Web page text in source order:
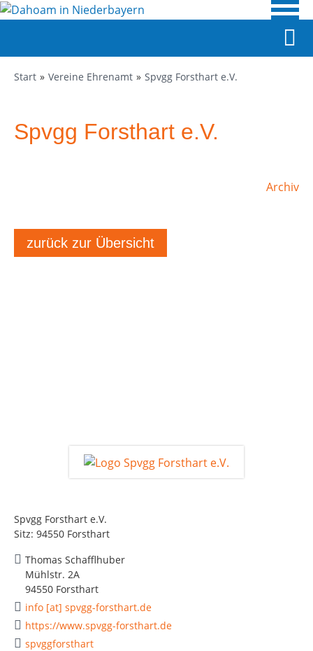
Start Vereine Ehrenamt Spvgg Forsthart e.V.
Spvgg Forsthart e.V.
Sitz: 94550 Forsthart
Thomas Schafflhuber
Mühlstr. 2A
94550 Forsthart
info [at] spvgg-forsthart.de
https://www.spvgg-forsthart.de
spvggforsthart
Spvgg Forsthart e.V.
Archiv
zurück zur Übersicht